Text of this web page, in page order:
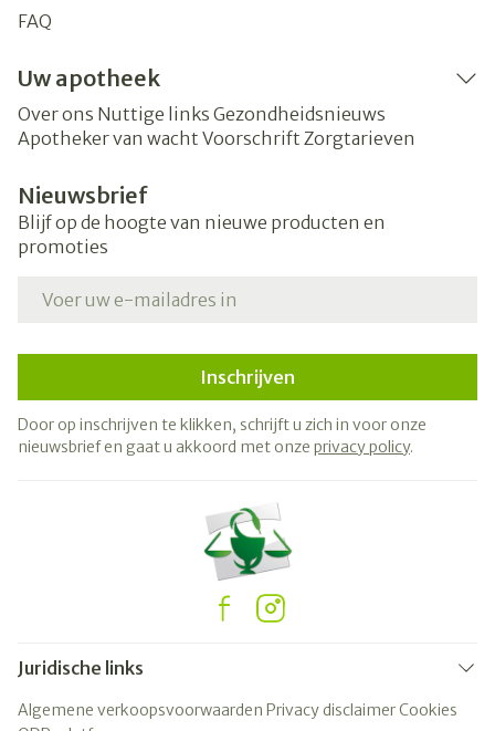
FAQ
Uw apotheek
Over ons Nuttige links Gezondheidsnieuws
Apotheker van wacht Voorschrift Zorgtarieven
Nieuwsbrief
Blijf op de hoogte van nieuwe producten en
promoties
Inschrijven
Door op inschrijven te klikken, schrijft u zich in voor onze
nieuwsbrief en gaat u akkoord met onze privacy policy.
Juridische links
Algemene verkoopsvoorwaarden Privacy disclaimerCookies